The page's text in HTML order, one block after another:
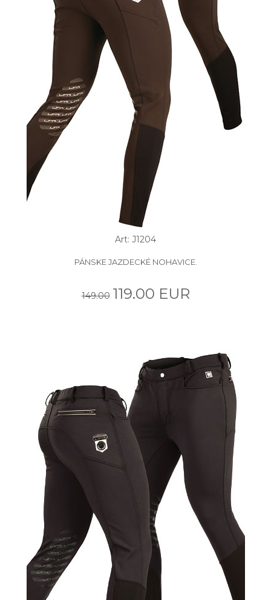
Art: J1204
PÁNSKE JAZDECKÉ NOHAVICE.
149.00 119.00 EUR